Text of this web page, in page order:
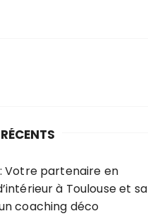
Votre partenaire en
à Toulouse et sa
coaching déco